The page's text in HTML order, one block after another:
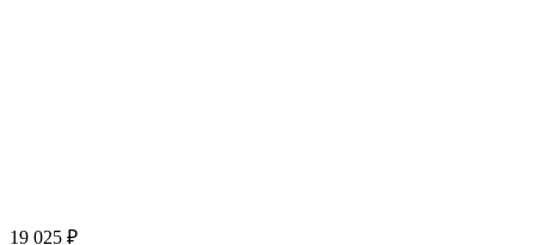
19 025 ₽